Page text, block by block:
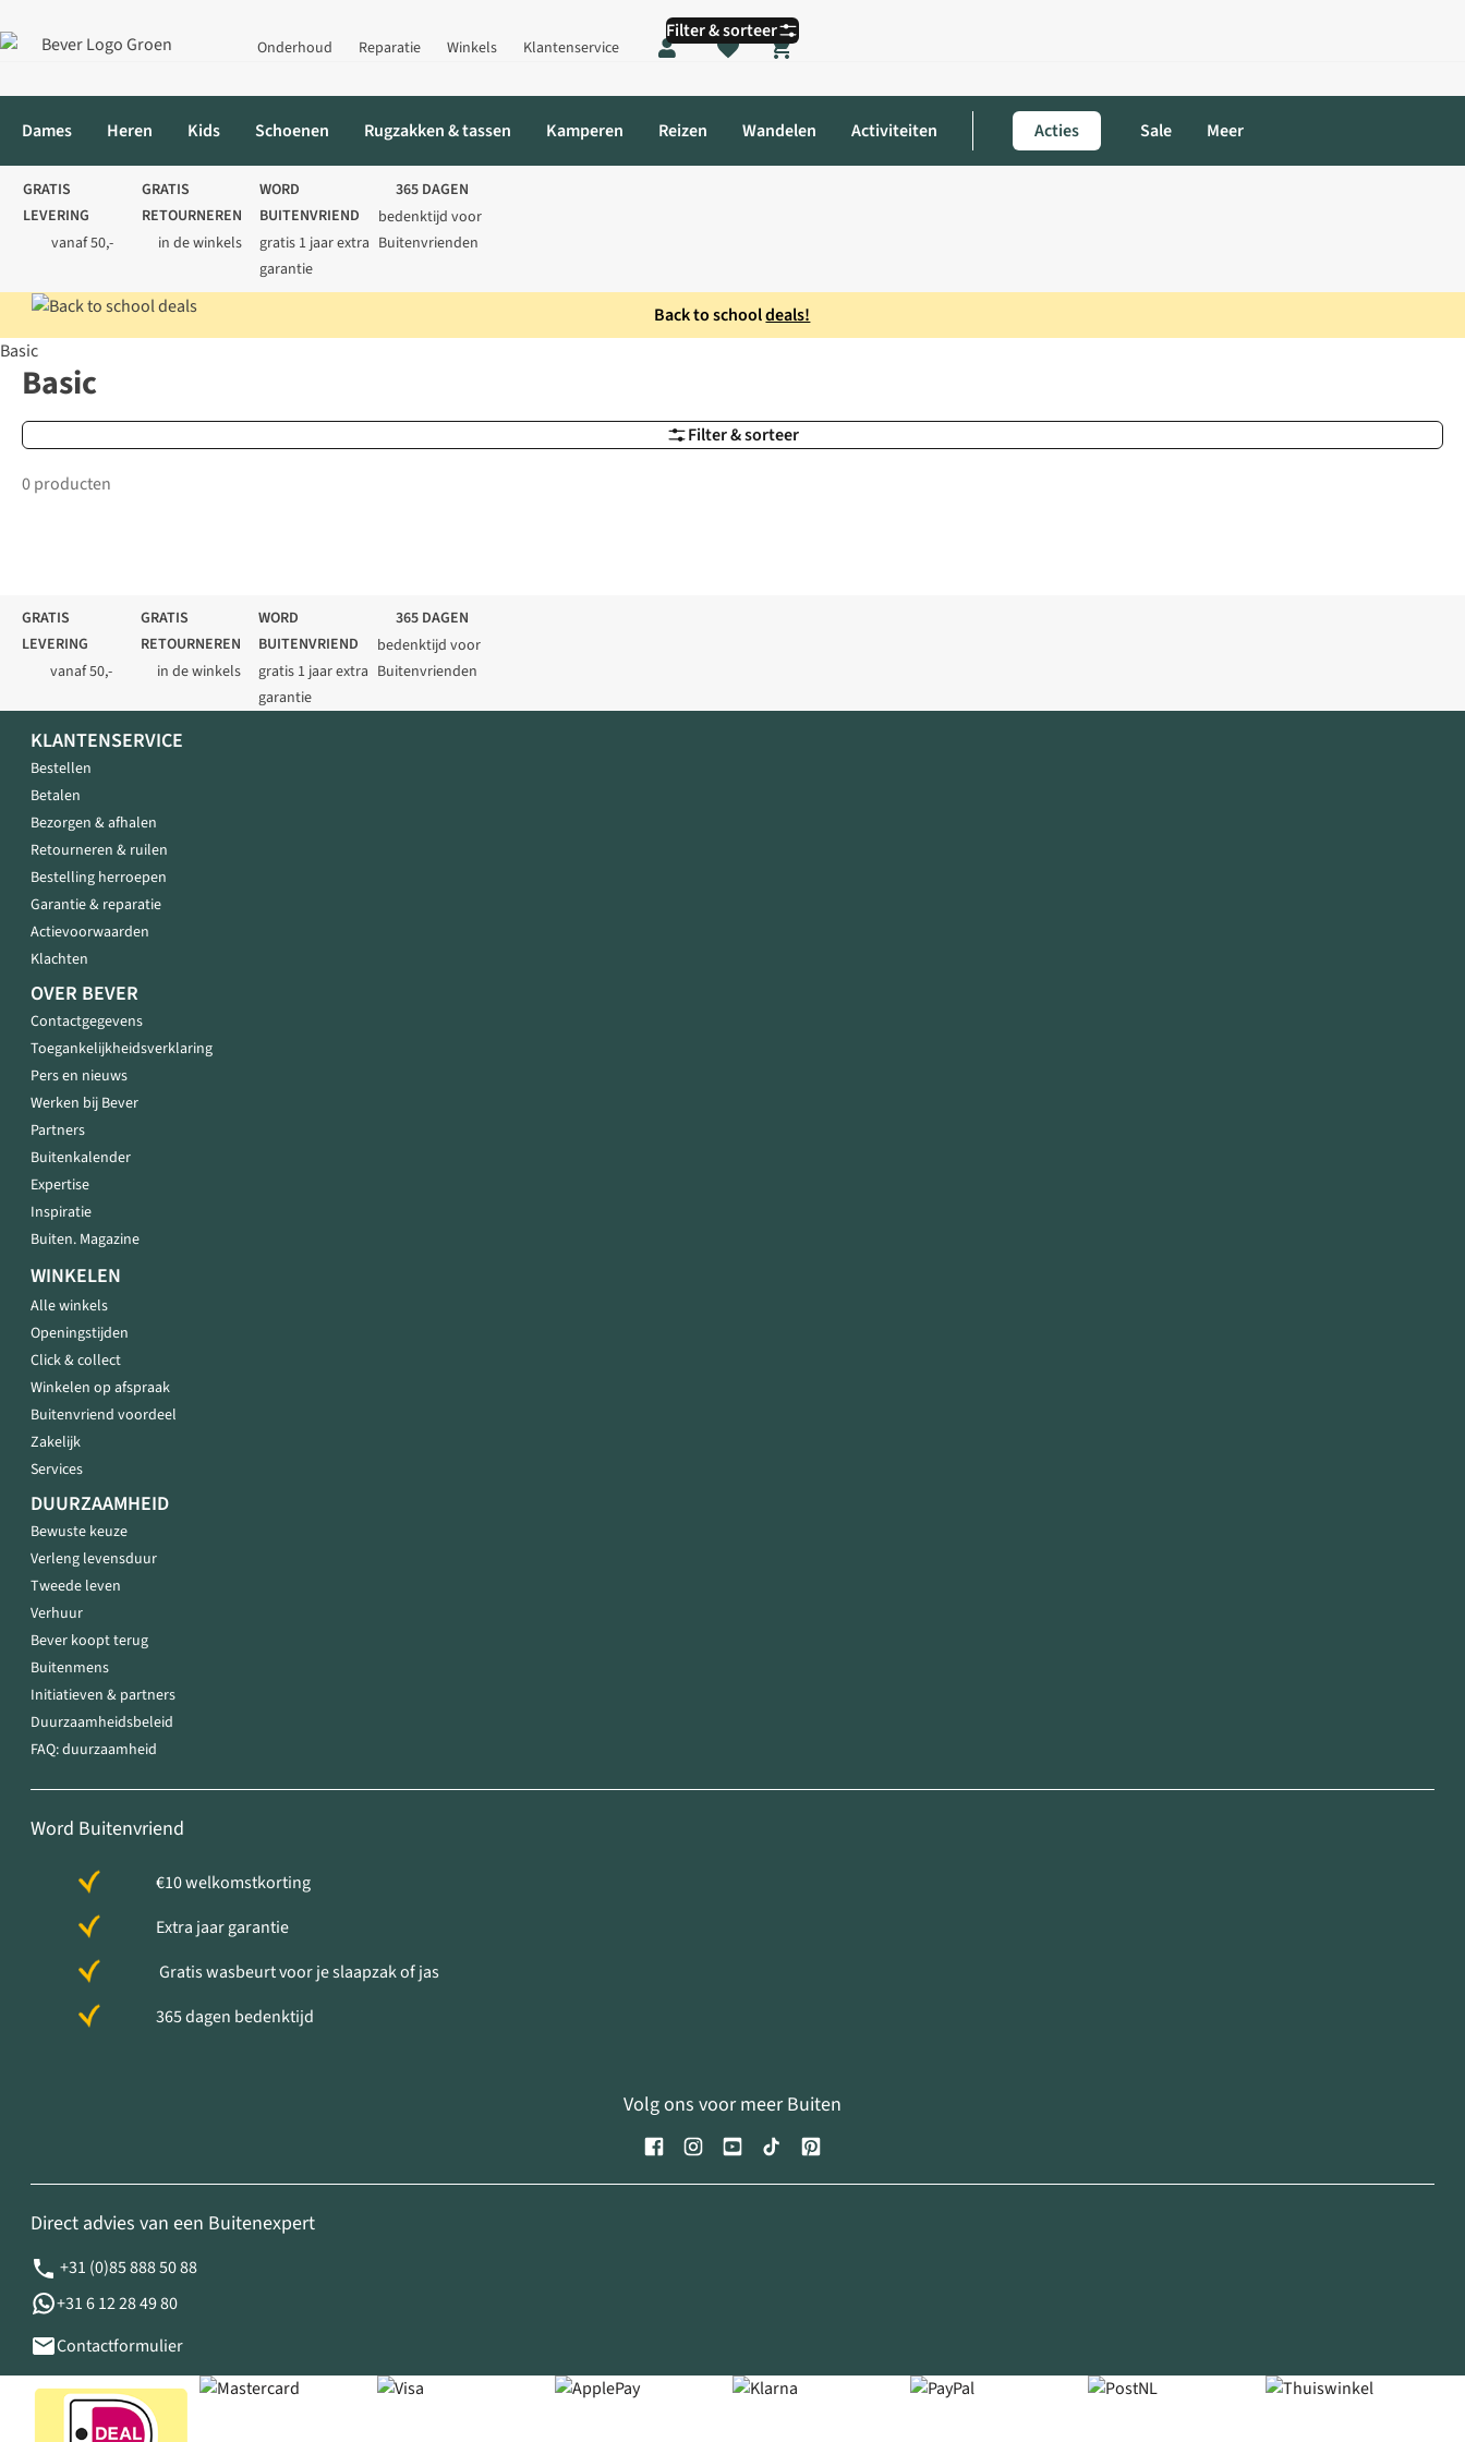
Onderhoud Reparatie Winkels Klantenservice
Shopping cart
Dames Heren Kids Schoenen Rugzakken & tassen Kamperen Reizen Wandelen Activiteiten Acties Sale Meer
GRATIS
LEVERING
vanaf 50,-
GRATIS
RETOURNEREN
in de winkels
WORD
BUITENVRIEND
gratis 1 jaar extra
garantie
365 DAGEN
bedenktijd voor
Buitenvrienden
Back to schooldeals!
Home
Basic
Filter & sorteer
Filter & sorteer
Basic
0 producten
GRATIS
LEVERING
vanaf 50,-
GRATIS
RETOURNEREN
in de winkels
WORD
BUITENVRIEND
gratis 1 jaar extra
garantie
365 DAGEN
bedenktijd voor
Buitenvrienden
KLANTENSERVICE
Bestellen
Betalen
Bezorgen & afhalen
Retourneren & ruilen
Bestelling herroepen
Garantie & reparatie
Actievoorwaarden
Klachten
OVER BEVER
Contactgegevens
Toegankelijkheidsverklaring
Pers en nieuws
Werken bij Bever
Partners
Buitenkalender
Expertise
Inspiratie
Buiten. Magazine
WINKELEN
Alle winkels
Openingstijden
Click & collect
Winkelen op afspraak
Buitenvriend voordeel
Zakelijk
Services
DUURZAAMHEID
Bewuste keuze
Verleng levensduur
Tweede leven
Verhuur
Bever koopt terug
Buitenmens
Initiatieven & partners
Duurzaamheidsbeleid
FAQ: duurzaamheid
Word Buitenvriend
€10 welkomstkorting
Extra jaar garantie
Gratis wasbeurt voor je slaapzak of jas
365 dagen bedenktijd
Volg ons voor meer Buiten
Direct advies van een Buitenexpert
+31 (0)85 888 50 88
+31 6 12 28 49 80
Contactformulier